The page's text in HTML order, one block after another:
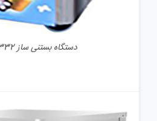
دستگاه بستنی ساز ALMAS332